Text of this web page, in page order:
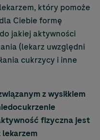
który pomoże
Ciebie formę
jakiej aktywności
(lekarz uwzględni
cukrzycy i inne
z wysiłkiem
fizyczna jest
lekarzem